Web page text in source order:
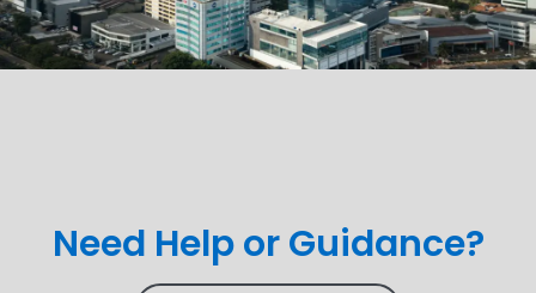
Need Help or Guidance?